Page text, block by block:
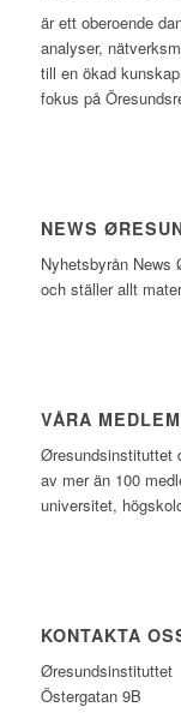
är ett oberoende
analyser,
till en ökad
fokus på
NEWS
Nyhetsbyrån News
och ställer allt
VÅRA
Øresundsinstituttet
av mer än 100
universitet,
KONTAKTA
Øresundsinstituttet
Östergatan 9B